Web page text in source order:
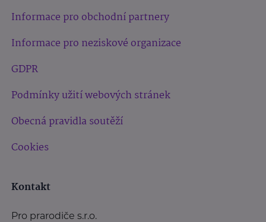
Informace pro obchodní partnery
Informace pro neziskové organizace
GDPR
Podmínky užití webových stránek
Obecná pravidla soutěží
Cookies
Kontakt
Pro prarodiče s.r.o.